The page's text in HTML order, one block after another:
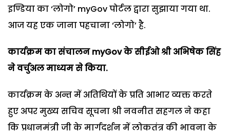
इण्डिया का ‘लोगो’ myGov पोर्टल द्वारा सुझाया गया था.
आज यह एक जाना पहचाना ‘लोगो’ है.
कार्यक्रम का संचालन myGov के सीईओ श्री अभिषेक सिंह
ने वर्चुअल माध्यम से किया.
कार्यक्रम के अन्त में अतिथियों के प्रति आभार व्यक्त करते
हुए अपर मुख्य सचिव सूचना श्री नवनीत सहगल ने कहा
कि प्रधानमंत्री जी के मार्गदर्शन में लोकतंत्र की भावना के